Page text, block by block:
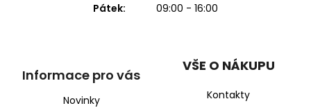
Pátek:
09:00 - 16:00
Informace pro vás
Novinky
VŠE O NÁKUPU
Kontakty